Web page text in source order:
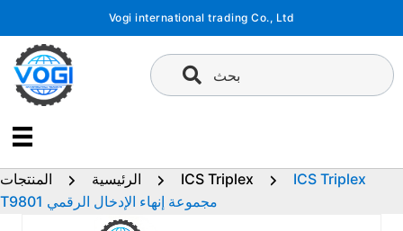
المحتوى
Vogi international trading Co., Ltd
بحث
الرئيسية المنتجات ICS Triplex
ICS Triplex
T9801 مجموعة إنهاء الإدخال الرقمي